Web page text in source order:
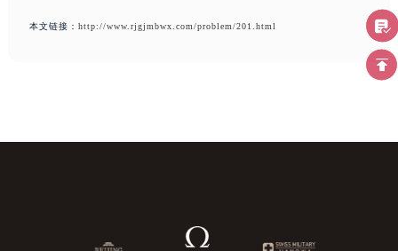
本文链接： http://www.rjgjmbwx.com/problem/201.html